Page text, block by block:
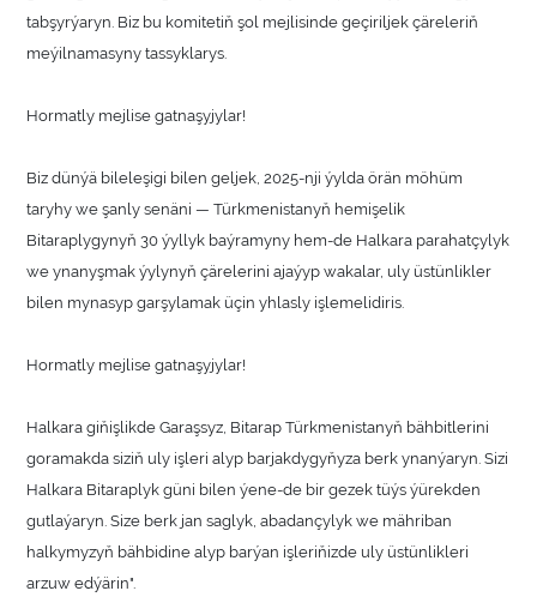
tabşyrýaryn. Biz bu komitetiň şol mejlisinde geçiriljek çäreleriň
meýilnamasyny tassyklarys.
Hormatly mejlise gatnaşyjylar!
Biz dünýä bileleşigi bilen geljek, 2025-nji ýylda örän möhüm
taryhy we şanly senäni — Türkmenistanyň hemişelik
Bitaraplygynyň 30 ýyllyk baýramyny hem-de Halkara parahatçylyk
we ynanyşmak ýylynyň çärelerini ajaýyp wakalar, uly üstünlikler
bilen mynasyp garşylamak üçin yhlasly işlemelidiris.
Hormatly mejlise gatnaşyjylar!
Halkara giňişlikde Garaşsyz, Bitarap Türkmenistanyň bähbitlerini
goramakda siziň uly işleri alyp barjakdygyňyza berk ynanýaryn. Sizi
Halkara Bitaraplyk güni bilen ýene-de bir gezek tüýs ýürekden
gutlaýaryn. Size berk jan saglyk, abadançylyk we mähriban
halkymyzyň bähbidine alyp barýan işleriňizde uly üstünlikleri
arzuw edýärin".